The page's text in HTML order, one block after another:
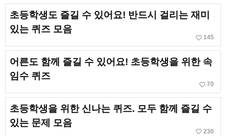
초등학생도 즐길 수 있어요! 반드시 걸리는 재미
있는 퀴즈 모음
favorite_border 145
어른도 함께 즐길 수 있어요! 초등학생을 위한 속
임수 퀴즈
favorite_border 70
초등학생을 위한 신나는 퀴즈. 모두 함께 즐길 수
있는 문제 모음
favorite_border 230